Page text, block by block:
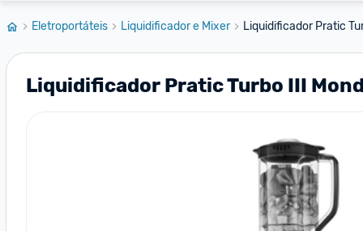
Eletroportáteis Liquidificador e Mixer Liquidificador Pratic
Liquidificador Pratic Turbo III